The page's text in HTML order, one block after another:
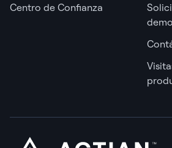
Centro de Confianza